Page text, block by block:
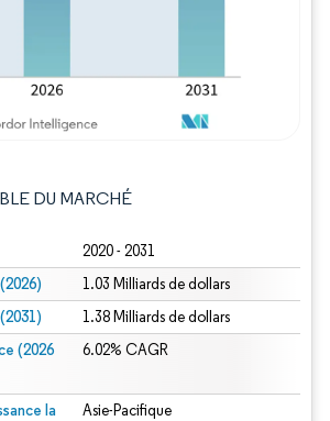
DU MARCHÉ
2020 - 2031
1.03 Milliards de dollars
1.38 Milliards de dollars
(2026
6.02% CAGR
la
Asie-Pacifique